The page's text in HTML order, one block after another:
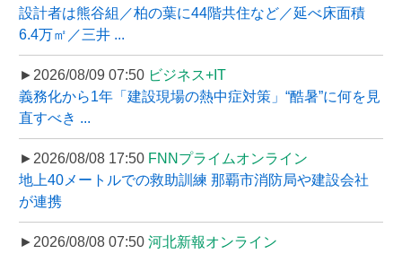
設計者は熊谷組／柏の葉に44階共住など／延べ床面積
6.4万㎡／三井 ...
►2026/08/09 07:50 ビジネス+IT
義務化から1年「建設現場の熱中症対策」“酷暑”に何を見
直すべき ...
►2026/08/08 17:50 FNNプライムオンライン
地上40メートルでの救助訓練 那覇市消防局や建設会社
が連携
►2026/08/08 07:50 河北新報オンライン